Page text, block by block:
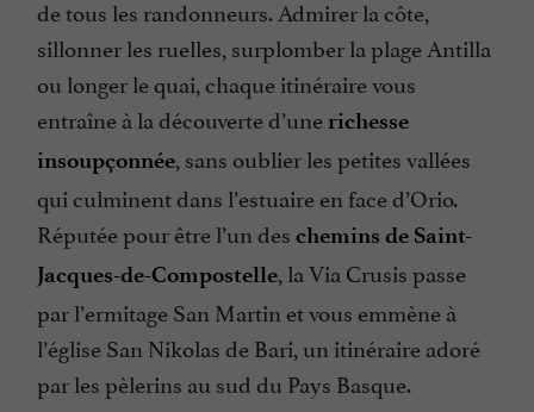
de tous les randonneurs. Admirer la côte,
sillonner les ruelles, surplomber la plage Antilla
ou longer le quai, chaque itinéraire vous
entraîne à la découverte d’une richesse
insoupçonnée, sans oublier les petites vallées
qui culminent dans l’estuaire en face d’Orio.
Réputée pour être l’un des chemins de Saint-
Jacques-de-Compostelle, la Via Crusis passe
par l’ermitage San Martin et vous emmène à
l’église San Nikolas de Bari, un itinéraire adoré
par les pèlerins au sud du Pays Basque.